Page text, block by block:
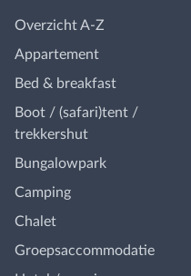
Overzicht A-Z
Appartement
Bed & breakfast
Boot / (safari)tent /
trekkershut
Bungalowpark
Camping
Chalet
Groepsaccommodatie